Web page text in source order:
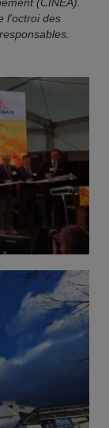
l'octroi des